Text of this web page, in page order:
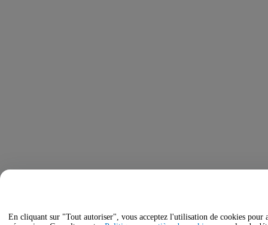
En cliquant sur "Tout autoriser", vous acceptez l'utilisation de cookies